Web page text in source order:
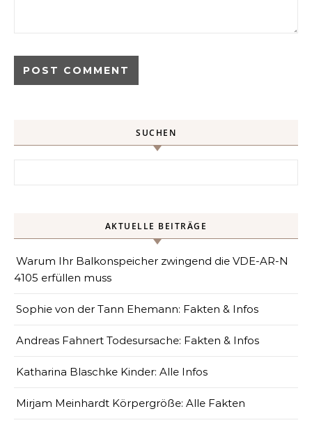
SUCHEN
AKTUELLE BEITRÄGE
Warum Ihr Balkonspeicher zwingend die VDE-AR-N
4105 erfüllen muss
Sophie von der Tann Ehemann: Fakten & Infos
Andreas Fahnert Todesursache: Fakten & Infos
Katharina Blaschke Kinder: Alle Infos
Mirjam Meinhardt Körpergröße: Alle Fakten